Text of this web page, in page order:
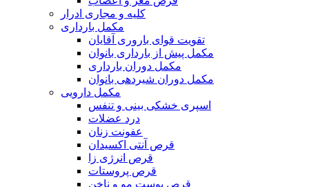
کلیه و مجاری ادرار
مکمل بارداری
تقویت قوای باروری آقایان
مکمل پیش از بارداری بانوان
مکمل دوران بارداری
مکمل دوران شیردهی بانوان
مکمل دارویی
اسپری خشکی بینی و تنفس
درد عضلات
عفونت زنان
قرص آنتی اکسیدان
قرص انرژی زا
قرص پروستات
قرص پوست مو و ناخن